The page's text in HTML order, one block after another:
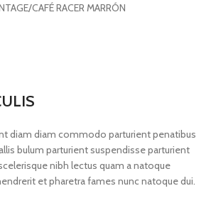
CAFÉ RACER MARRÓN
diam diam commodo parturient penatibus
bulum parturient suspendisse parturient
nibh lectus quam a natoque
et pharetra fames nunc natoque dui.